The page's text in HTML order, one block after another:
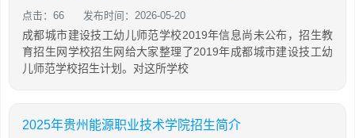
点击：66 发布时间：2026-05-20
成都城市建设技工幼儿师范学校2019年信息尚未公布，招生教
育招生网学校招生网给大家整理了2019年成都城市建设技工幼
儿师范学校招生计划。对这所学校
2025年贵州能源职业技术学院招生简介